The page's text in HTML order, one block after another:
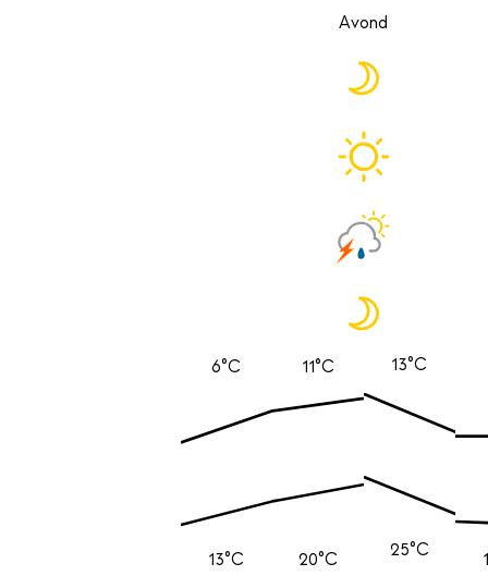
Avond
6°C
13°C
11°C
20°C
13°C
25°C